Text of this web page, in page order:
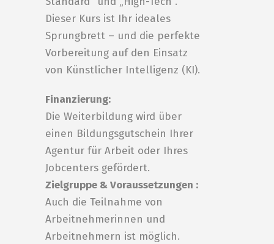
Dieser Kurs ist Ihr ideales
Sprungbrett – und die perfekte
Vorbereitung auf den Einsatz
von Künstlicher Intelligenz (KI).
Finanzierung:
Die Weiterbildung wird über
einen Bildungsgutschein Ihrer
Agentur für Arbeit oder Ihres
Jobcenters gefördert.
Zielgruppe & Voraussetzungen :
Auch die Teilnahme von
Arbeitnehmerinnen und
Arbeitnehmern ist möglich.